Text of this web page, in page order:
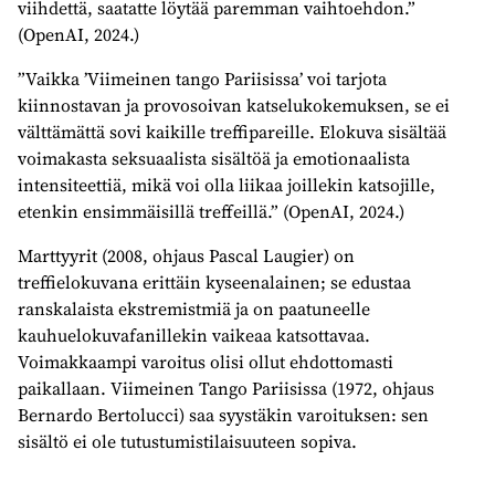
viihdettä, saatatte löytää paremman vaihtoehdon.”
(OpenAI, 2024.)
”Vaikka ’Viimeinen tango Pariisissa’ voi tarjota
kiinnostavan ja provosoivan katselukokemuksen, se ei
välttämättä sovi kaikille treffipareille. Elokuva sisältää
voimakasta seksuaalista sisältöä ja emotionaalista
intensiteettiä, mikä voi olla liikaa joillekin katsojille,
etenkin ensimmäisillä treffeillä.” (OpenAI, 2024.)
Marttyyrit (2008, ohjaus Pascal Laugier) on
treffielokuvana erittäin kyseenalainen; se edustaa
ranskalaista ekstremistmiä ja on paatuneelle
kauhuelokuvafanillekin vaikeaa katsottavaa.
Voimakkaampi varoitus olisi ollut ehdottomasti
paikallaan. Viimeinen Tango Pariisissa (1972, ohjaus
Bernardo Bertolucci) saa syystäkin varoituksen: sen
sisältö ei ole tutustumistilaisuuteen sopiva.